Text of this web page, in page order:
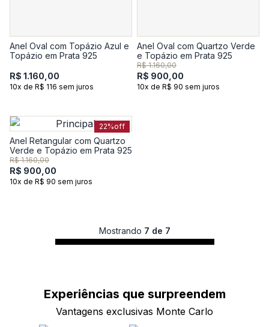
Anel Oval com Topázio Azul e
Topázio em Prata 925
R$ 1.160,00
10x de R$ 116 sem juros
Anel Oval com Quartzo Verde
e Topázio em Prata 925
R$ 1.160,00
R$ 900,00
10x de R$ 90 sem juros
22%off
Anel Retangular com Quartzo
Verde e Topázio em Prata 925
R$ 1.160,00
R$ 900,00
10x de R$ 90 sem juros
Mostrando 7 de 7
Experiências que surpreendem
Vantagens exclusivas Monte Carlo